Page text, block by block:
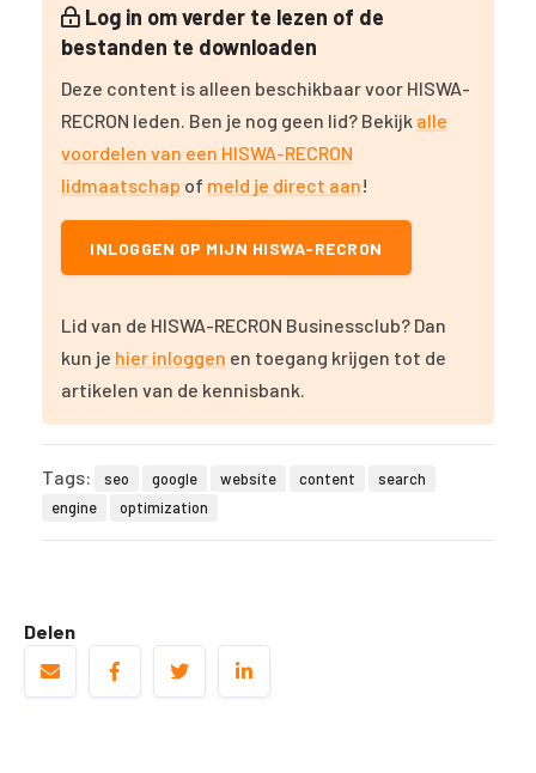
Log in om verder te lezen of de
bestanden te downloaden
Deze content is alleen beschikbaar voor HISWA-
RECRON leden. Ben je nog geen lid? Bekijk alle
voordelen van een HISWA-RECRON
lidmaatschap of meld je direct aan!
INLOGGEN OP MIJN HISWA-RECRON
Lid van de HISWA-RECRON Businessclub? Dan
kun je hier inloggen en toegang krijgen tot de
artikelen van de kennisbank.
Tags: seo google website content
search
engine
optimization
Delen